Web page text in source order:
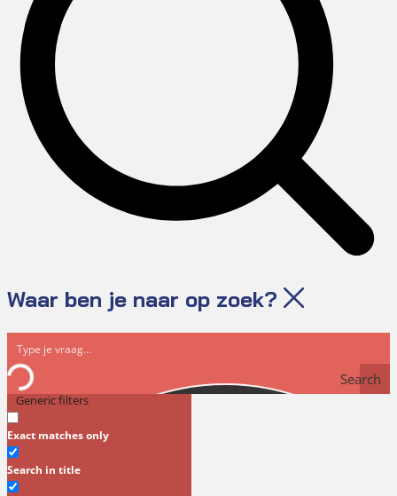
Waar ben je naar op zoek?
Search
Generic filters
Exact matches only
Search in title